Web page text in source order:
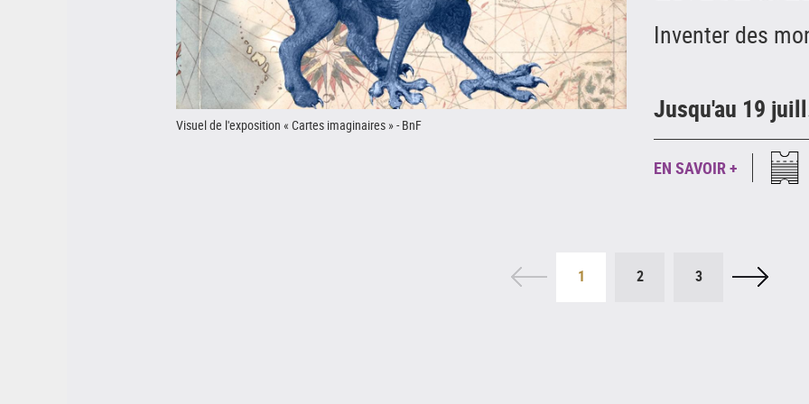
Visuel de l'exposition « Cartes imaginaires » - BnF
Inventer des
Jusqu'au 19
EN SAVOIR +
1 2 3